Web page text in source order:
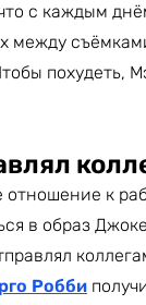
с каждым
между
похудеть,
отношение к
в образ
Робби